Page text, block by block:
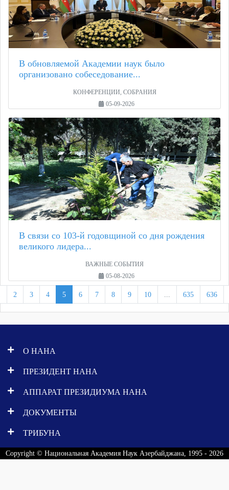
В обновляемой Академии наук было
организовано собеседование...
КОНФЕРЕНЦИИ, СОБРАНИЯ
05-09-2026
В связи со 103-й годовщиной со дня рождения
великого лидера...
ВАЖНЫЕ СОБЫТИЯ
05-08-2026
2 3 4 5 6 7 8 9 10 ... 635 636
О НАНА
ПРЕЗИДЕНТ НАНА
АППАРАТ ПРЕЗИДИУМА НАНА
ДОКУМЕНТЫ
ТРИБУНА
Copyright © Национальная Академия Наук Азербайджана, 1995 - 2026